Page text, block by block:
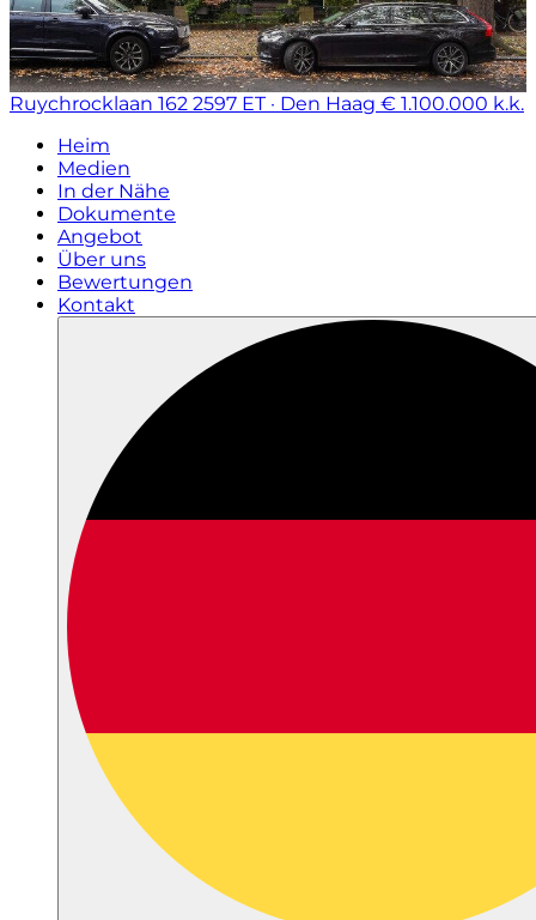
Ruychrocklaan 162 2597 ET · Den Haag € 1.100.000 k.k.
Heim
Medien
In der Nähe
Dokumente
Angebot
Über uns
Bewertungen
Kontakt